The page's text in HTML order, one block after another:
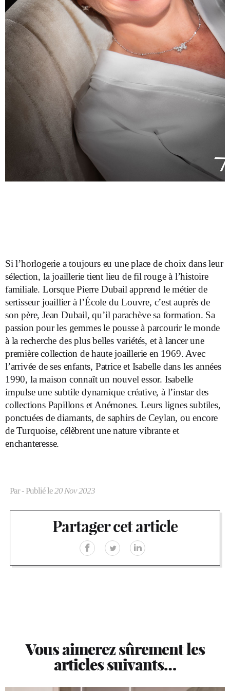
Si l’horlogerie a toujours eu une place de choix dans leur
sélection, la joaillerie tient lieu de fil rouge à l’histoire
familiale. Lorsque Pierre Dubail apprend le métier de
sertisseur joaillier à l’École du Louvre, c’est auprès de
son père, Jean Dubail, qu’il parachève sa formation. Sa
passion pour les gemmes le pousse à parcourir le monde
à la recherche des plus belles variétés, et à lancer une
première collection de haute joaillerie en 1969. Avec
l’arrivée de ses enfants, Patrice et Isabelle dans les années
1990, la maison connaît un nouvel essor. Isabelle
impulse une subtile dynamique créative, à l’instar des
collections Papillons et Anémones. Leurs lignes subtiles,
ponctuées de diamants, de saphirs de Ceylan, ou encore
de Turquoise, célèbrent une nature vibrante et
enchanteresse.
Par- Publié le20 Nov 2023
Partager cet article
Vous aimerez sûrement les
articles suivants…